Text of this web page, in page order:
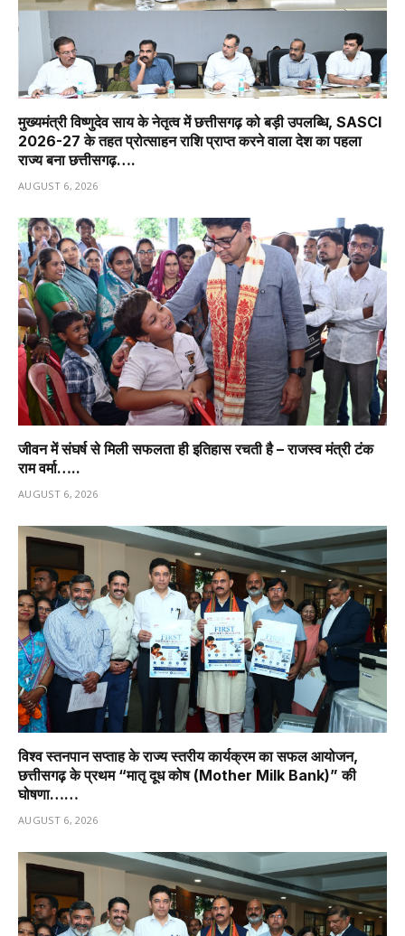
मुख्यमंत्री विष्णुदेव साय के नेतृत्व में छत्तीसगढ़ को बड़ी उपलब्धि, SASCI
2026-27 के तहत प्रोत्साहन राशि प्राप्त करने वाला देश का पहला
राज्य बना छत्तीसगढ़….
AUGUST 6, 2026
जीवन में संघर्ष से मिली सफलता ही इतिहास रचती है – राजस्व मंत्री टंक
राम वर्मा…..
AUGUST 6, 2026
विश्व स्तनपान सप्ताह के राज्य स्तरीय कार्यक्रम का सफल आयोजन,
छत्तीसगढ़ के प्रथम “मातृ दूध कोष (Mother Milk Bank)” की
घोषणा……
AUGUST 6, 2026